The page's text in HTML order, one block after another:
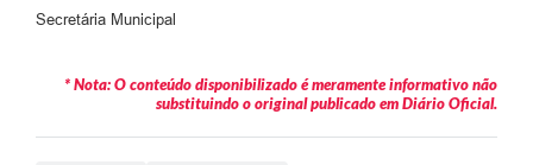
Secretária Municipal
* Nota: O conteúdo disponibilizado é meramente informativo não
substituindo o original publicado em Diário Oficial.